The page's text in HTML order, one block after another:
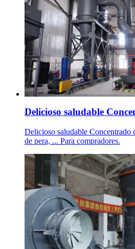
Delicioso saludable
Delicioso saludable Concentrado
de pera, ... Para compradores.